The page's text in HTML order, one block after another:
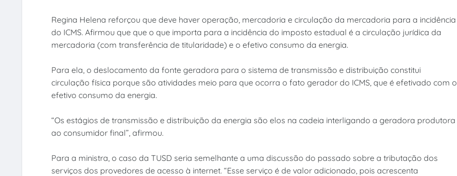
Regina Helena reforçou que deve haver operação, mercadoria e circulação da mercadoria para a incidência
do ICMS. Afirmou que que o que importa para a incidência do imposto estadual é a circulação jurídica da
mercadoria (com transferência de titularidade) e o efetivo consumo da energia.
Para ela, o deslocamento da fonte geradora para o sistema de transmissão e distribuição constitui
circulação física porque são atividades meio para que ocorra o fato gerador do ICMS, que é efetivado com o
efetivo consumo da energia.
“Os estágios de transmissão e distribuição da energia são elos na cadeia interligando a geradora produtora
ao consumidor final”, afirmou.
Para a ministra, o caso da TUSD seria semelhante a uma discussão do passado sobre a tributação dos
serviços dos provedores de acesso à internet. “Esse serviço é de valor adicionado, pois acrescenta